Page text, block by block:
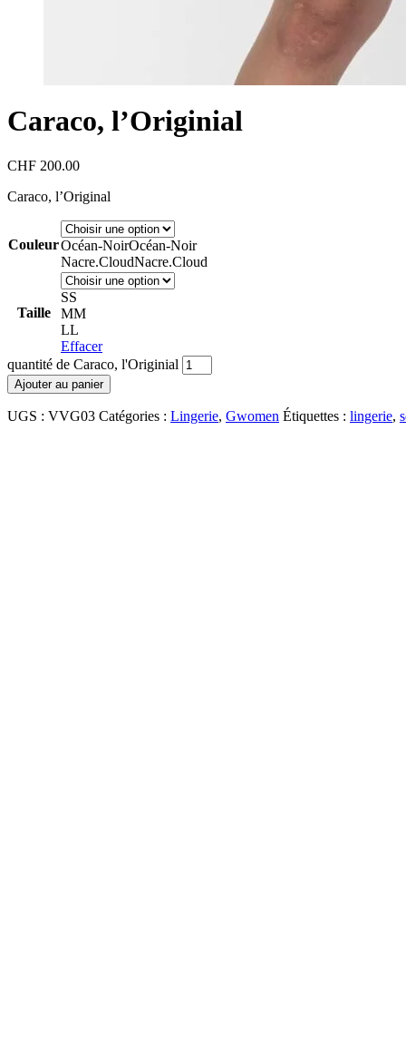
Caraco, l’Originial
CHF 200.00
Caraco, l’Original
CouleurOcéan-NoirOcéan-Noir
Nacre.CloudNacre.Cloud
Taille
SS
MM
LL
Effacer
quantité de Caraco, l'Originial
Ajouter au panier
UGS : VVG03 Catégories : Lingerie, Gwomen Étiquettes : lingerie,